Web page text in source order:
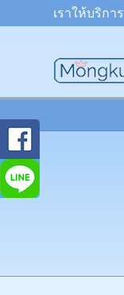
เราให้บริการ